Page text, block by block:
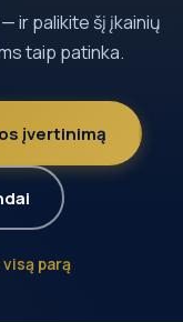
ir palikite šį įkainių
taip patinka.
įvertinimą
parą